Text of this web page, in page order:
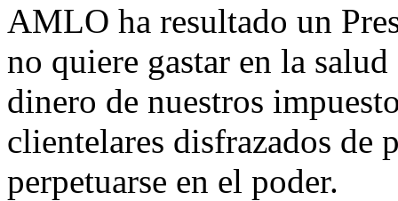
AMLO ha resultado un
no quiere gastar en la
dinero de nuestros
clientelares disfrazados de
perpetuarse en el poder.